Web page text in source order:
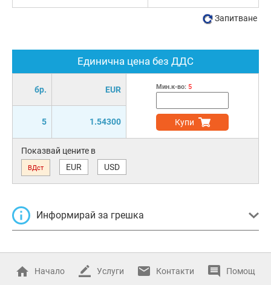
Единична цена без ДДС
бр. EUR
5 1.54300
Мин.к-во: 5
Купи
Показвай цените в
ВДст EUR USD
Информирай за грешка
Запитване
Начало Услуги Контакти Помощ